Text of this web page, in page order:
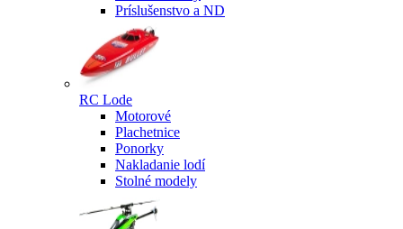
Príslušenstvo a ND
RC Lode
Motorové
Plachetnice
Ponorky
Nakladanie lodí
Stolné modely